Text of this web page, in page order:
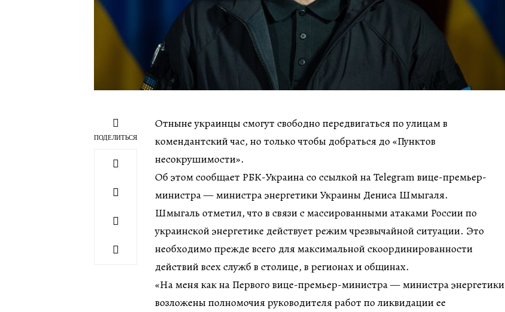
ПОДЕЛИТЬСЯ
Отныне украинцы смогут свободно передвигаться по улицам в
комендантский час, но только чтобы добраться до «Пунктов
несокрушимости».
Об этом сообщает РБК-Украина со ссылкой на Telegram вице-премьер-
министра — министра энергетики Украины Дениса Шмыгаля.
Шмыгаль отметил, что в связи с массированными атаками России по
украинской энергетике действует режим чрезвычайной ситуации. Это
необходимо прежде всего для максимальной скоординированности
действий всех служб в столице, в регионах и общинах.
«На меня как на Первого вице-премьер-министра — министра энергетики
возложены полномочия руководителя работ по ликвидации ее